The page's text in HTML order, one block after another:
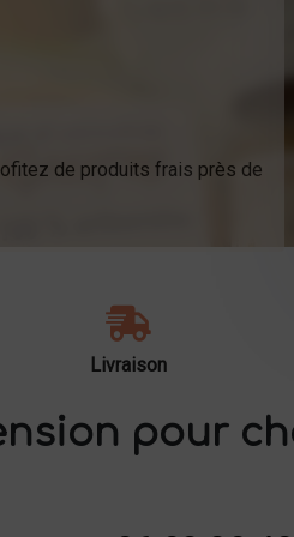
de produits frais près de
Livraison
pour